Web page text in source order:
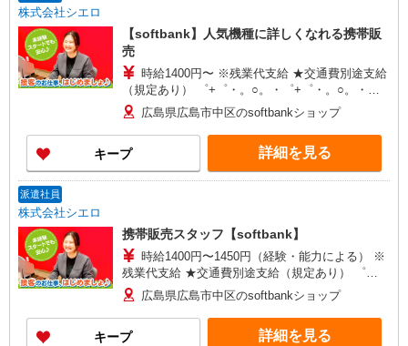
株式会社シエロ
【softbank】人気機種に詳しくなれる携帯販
売
時給1400円〜 ※残業代支給 ★交通費別途支給
（規定あり） ゜+゜・。○。・゜+゜・。○。・゜
+゜ 入社祝い金10万円支給(規定有) お友達を紹介
頂くと, インセンティブ支給(規定有) ★月2回払
い・週払い可能（規程有）★ ゜・。○。・゜
+゜・。○。・゜+゜
広島県広島市中区のsoftbankショップ
キープ 詳細を見る
派遣社員
株式会社シエロ
携帯販売スタッフ【softbank】
時給1400円〜1450円（経験・能力による） ※
残業代支給 ★交通費別途支給（規定あり） ゜
+゜・。○。・゜+゜・。○。・゜+゜ 入社祝い金10
万円支給(規定有) お友達を紹介頂くと, インセンテ
ィブ支給(規定有) ★月2回払い・週払い可能（規程
有）★ ゜・。○。・゜+゜・。○。・゜+゜
広島県広島市中区のsoftbankショップ
キープ 詳細を見る